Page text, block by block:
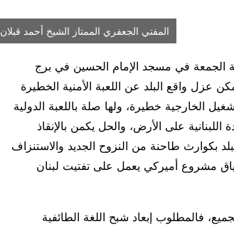
المفتي الجعفري الممتاز الشيخ أحمد قبلان
الجمعة في مسجد الإمام الحسين في برج
عزل واقع البلد عن اللعبة الأمنية الخطيرة
الخارجية خطيرة، ولها صلة باللعبة الدولية
على الأرض، والحل يكمن بالإنقاذ
بكوارث طاحنة من النزوح الجديد والاستنزاف
مشروع أميركي يعمل على تفتيت لبنان
فالمطلوب إبعاد شبح اللغة الطائفية